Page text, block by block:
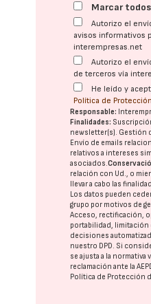
Marcar todos
Autorizo el
avisos informativos
interempresas.net
Autorizo el
de terceros vía
He leído y
Política de
Responsable:
Finalidades:
newsletter(s). Gestión
Envío de emails
relativos a intereses
asociados.
relación con Ud., o
llevar a cabo las
Los datos pueden
grupo por motivos de
Acceso, rectificación,
portabilidad, limitación
decisiones
nuestro DPD. Si
se ajusta a la
reclamación ante la
Política de Protección